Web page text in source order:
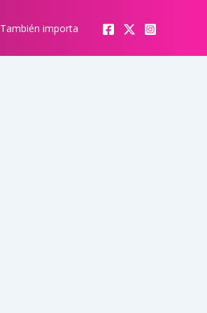
También importa